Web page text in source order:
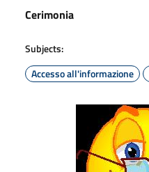
Cerimonia
Subjects:
Accesso all'informazione